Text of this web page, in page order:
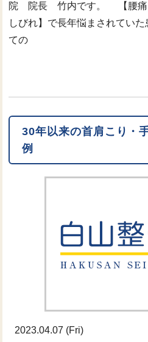
院 院長 竹内です。 【腰痛
しびれ】で長年悩まされてい
ての
30年以来の首肩こり・
例
2023.04.07 (Fri)